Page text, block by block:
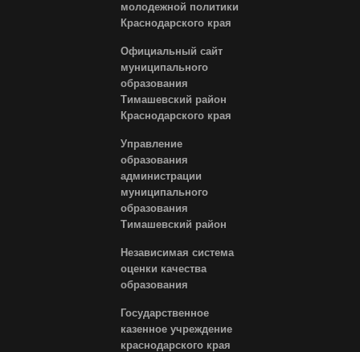
молодежной политики
Краснодарского края
Официальный сайт
муниципального
образования
Тимашевский район
Краснодарского края
Управление
образования
администрации
муниципального
образования
Тимашевский район
Независимая система
оценки качества
образования
Государственное
казенное учреждение
краснодарского края